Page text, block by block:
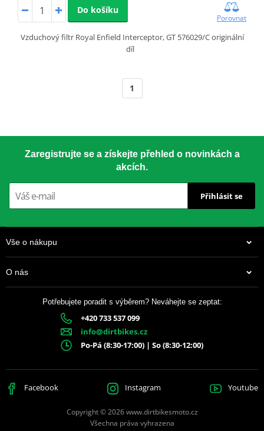
Do košíku
Porovnat
Vzduchový filtr Royal Enfield Interceptor, GT 576029/C originální
díl
1
Zaregistrujte se a získejte přehled o novinkách a
akcích.
Přihlásit se
Vše o nákupu
O nás
Potřebujete poradit s výběrem? Neváhejte se zeptat:
+420 733 537 099
info@dirtbikes.cz
Po-Pá (8:30-17:00) | So (8:30-12:00)
Facebook Instagram Youtube
Copyright © 2026 www.dirtbikesmoto.cz
Všechna práva vyhrazena